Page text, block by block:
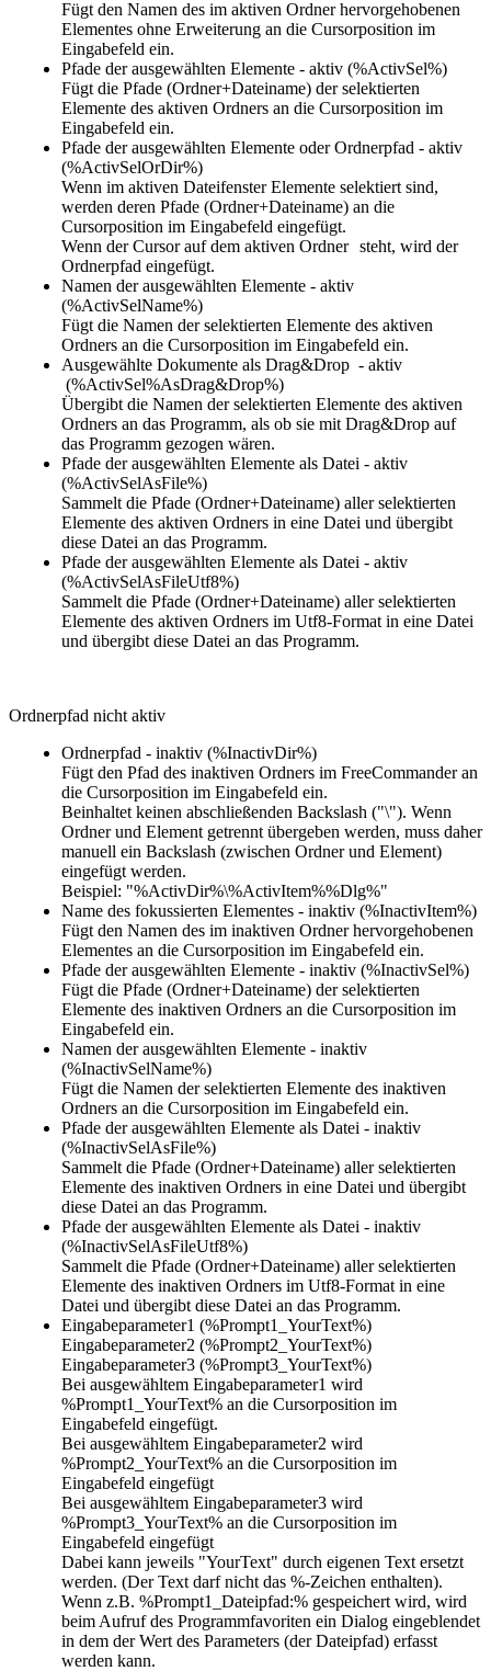
Fügt den Namen des im aktiven Ordner hervorgehobenen
Elementes ohne Erweiterung an die Cursorposition im
Eingabefeld ein.
Pfade der ausgewählten Elemente - aktiv (%ActivSel%)
Fügt die Pfade (Ordner+Dateiname) der selektierten
Elemente des aktiven Ordners an die Cursorposition im
Eingabefeld ein.
Pfade der ausgewählten Elemente oder Ordnerpfad - aktiv
(%ActivSelOrDir%)
Wenn im aktiven Dateifenster Elemente selektiert sind,
werden deren Pfade (Ordner+Dateiname) an die
Cursorposition im Eingabefeld eingefügt.
Wenn der Cursor auf dem aktiven Ordner steht, wird der
Ordnerpfad eingefügt.
Namen der ausgewählten Elemente - aktiv
(%ActivSelName%)
Fügt die Namen der selektierten Elemente des aktiven
Ordners an die Cursorposition im Eingabefeld ein.
Ausgewählte Dokumente als Drag&Drop - aktiv
(%ActivSel%AsDrag&Drop%)
Übergibt die Namen der selektierten Elemente des aktiven
Ordners an das Programm, als ob sie mit Drag&Drop auf
das Programm gezogen wären.
Pfade der ausgewählten Elemente als Datei - aktiv
(%ActivSelAsFile%)
Sammelt die Pfade (Ordner+Dateiname) aller selektierten
Elemente des aktiven Ordners in eine Datei und übergibt
diese Datei an das Programm.
Pfade der ausgewählten Elemente als Datei - aktiv
(%ActivSelAsFileUtf8%)
Sammelt die Pfade (Ordner+Dateiname) aller selektierten
Elemente des aktiven Ordners im Utf8-Format in eine Datei
und übergibt diese Datei an das Programm.
Ordnerpfad nicht aktiv
Ordnerpfad - inaktiv (%InactivDir%)
Fügt den Pfad des inaktiven Ordners im FreeCommander an
die Cursorposition im Eingabefeld ein.
Beinhaltet keinen abschließenden Backslash ("\"). Wenn
Ordner und Element getrennt übergeben werden, muss daher
manuell ein Backslash (zwischen Ordner und Element)
eingefügt werden.
Beispiel: "%ActivDir%\%ActivItem%%Dlg%"
Name des fokussierten Elementes - inaktiv (%InactivItem%)
Fügt den Namen des im inaktiven Ordner hervorgehobenen
Elementes an die Cursorposition im Eingabefeld ein.
Pfade der ausgewählten Elemente - inaktiv (%InactivSel%)
Fügt die Pfade (Ordner+Dateiname) der selektierten
Elemente des inaktiven Ordners an die Cursorposition im
Eingabefeld ein.
Namen der ausgewählten Elemente - inaktiv
(%InactivSelName%)
Fügt die Namen der selektierten Elemente des inaktiven
Ordners an die Cursorposition im Eingabefeld ein.
Pfade der ausgewählten Elemente als Datei - inaktiv
(%InactivSelAsFile%)
Sammelt die Pfade (Ordner+Dateiname) aller selektierten
Elemente des inaktiven Ordners in eine Datei und übergibt
diese Datei an das Programm.
Pfade der ausgewählten Elemente als Datei - inaktiv
(%InactivSelAsFileUtf8%)
Sammelt die Pfade (Ordner+Dateiname) aller selektierten
Elemente des inaktiven Ordners im Utf8-Format in eine
Datei und übergibt diese Datei an das Programm.
Eingabeparameter1 (%Prompt1_YourText%)
Eingabeparameter2 (%Prompt2_YourText%)
Eingabeparameter3 (%Prompt3_YourText%)
Bei ausgewähltem Eingabeparameter1 wird
%Prompt1_YourText% an die Cursorposition im
Eingabefeld eingefügt.
Bei ausgewähltem Eingabeparameter2 wird
%Prompt2_YourText% an die Cursorposition im
Eingabefeld eingefügt
Bei ausgewähltem Eingabeparameter3 wird
%Prompt3_YourText% an die Cursorposition im
Eingabefeld eingefügt
Dabei kann jeweils "YourText" durch eigenen Text ersetzt
werden. (Der Text darf nicht das %-Zeichen enthalten).
Wenn z.B. %Prompt1_Dateipfad:% gespeichert wird, wird
beim Aufruf des Programmfavoriten ein Dialog eingeblendet
in dem der Wert des Parameters (der Dateipfad) erfasst
werden kann.